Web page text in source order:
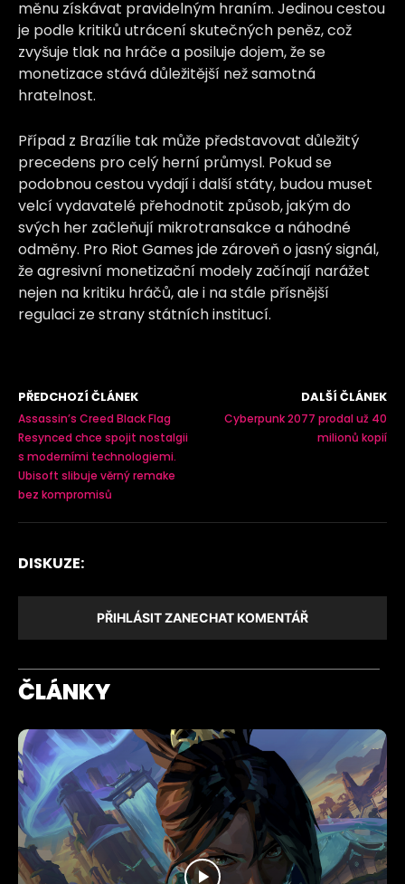
měnu získávat pravidelným hraním. Jedinou cestou
je podle kritiků utrácení skutečných peněz, což
zvyšuje tlak na hráče a posiluje dojem, že se
monetizace stává důležitější než samotná
hratelnost.
Případ z Brazílie tak může představovat důležitý
precedens pro celý herní průmysl. Pokud se
podobnou cestou vydají i další státy, budou muset
velcí vydavatelé přehodnotit způsob, jakým do
svých her začleňují mikrotransakce a náhodné
odměny. Pro Riot Games jde zároveň o jasný signál,
že agresivní monetizační modely začínají narážet
nejen na kritiku hráčů, ale i na stále přísnější
regulaci ze strany státních institucí.
PŘEDCHOZÍ ČLÁNEK
Assassin’s Creed Black Flag
Resynced chce spojit nostalgii
s moderními technologiemi.
Ubisoft slibuje věrný remake
bez kompromisů
DALŠÍ ČLÁNEK
Cyberpunk 2077 prodal už 40
milionů kopií
DISKUZE:
PŘIHLÁSIT ZANECHAT KOMENTÁŘ
ČLÁNKY